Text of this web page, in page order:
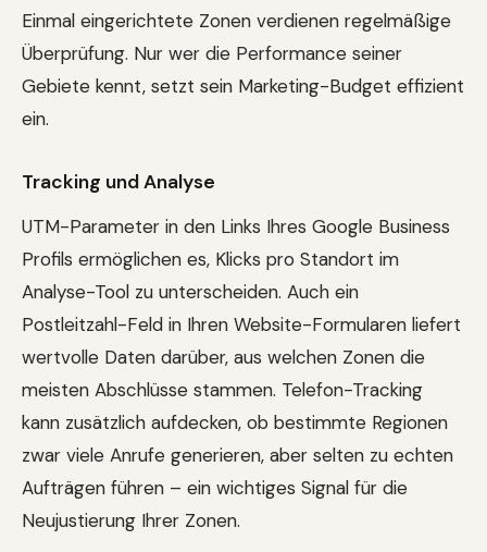
Einmal eingerichtete Zonen verdienen regelmäßige
Überprüfung. Nur wer die Performance seiner
Gebiete kennt, setzt sein Marketing-Budget effizient
ein.
Tracking und Analyse
UTM-Parameter in den Links Ihres Google Business
Profils ermöglichen es, Klicks pro Standort im
Analyse-Tool zu unterscheiden. Auch ein
Postleitzahl-Feld in Ihren Website-Formularen liefert
wertvolle Daten darüber, aus welchen Zonen die
meisten Abschlüsse stammen. Telefon-Tracking
kann zusätzlich aufdecken, ob bestimmte Regionen
zwar viele Anrufe generieren, aber selten zu echten
Aufträgen führen – ein wichtiges Signal für die
Neujustierung Ihrer Zonen.